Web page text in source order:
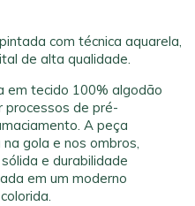
com técnica aquarela,
de alta qualidade.
em tecido 100% algodão
processos de pré-
A peça
gola e nos ombros,
e durabilidade
em um moderno